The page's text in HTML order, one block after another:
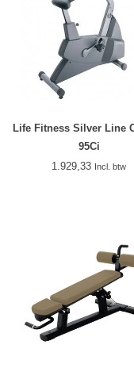
Life Fitness Silver Line
95Ci
1.929,33 Incl. btw